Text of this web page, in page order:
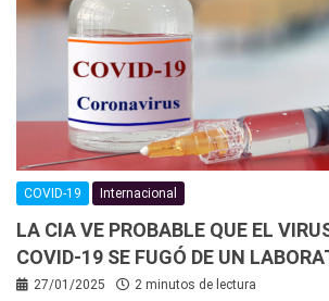
COVID-19 Internacional
LA CIA VE PROBABLE QUE EL
COVID-19 SE FUGÓ DE UN
27/01/2025 2 minutos de lectura